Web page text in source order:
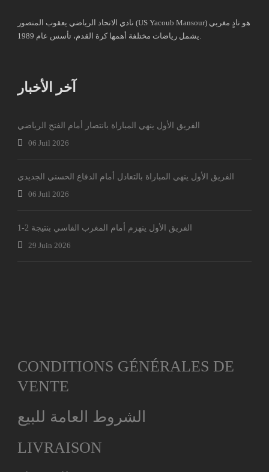
نادي الاتحاد الرياضي يعقوب المنصور (US Yacoub Mansour) هو نادٍ مغربي
يشمل رياضات مختلفة أهمها كرة القدم، تأسس عام 1989.
آخر الأخبار
الفريق الأول ينهي المباراة بانتصار أمام الفتح الرياضي
06 Juil 2026
الفريق الأول ينهي المباراة بالتعادل أمام الدفاع الحسني الجديدي
06 Juil 2026
الفريق الأول ينهزم أمام المغرب الفاسي بنتيجة 2-1
29 Juin 2026
CONDITIONS GÉNÉRALES DE
VENTE
الشروط العامة للبيع
LIVRAISON